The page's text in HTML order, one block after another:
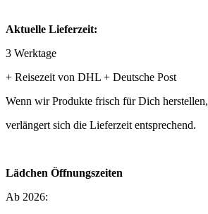
Aktuelle Lieferzeit:
3 Werktage
+ Reisezeit von DHL + Deutsche Post
Wenn wir Produkte frisch für Dich herstellen,
verlängert sich die Lieferzeit entsprechend.
Lädchen Öffnungszeiten
Ab 2026: